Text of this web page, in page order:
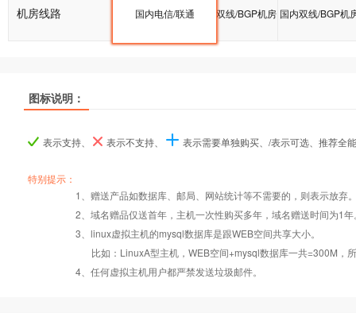
机房线路 国内双线/BGP机房 国内双线/BGP机房 国内双线/BGP机
国内电信/联通
产品名称
Windows2008 Windows2008 Windows2008
产品名称
错误页面定义
产品名称
数据定期备份
数据自助恢复
图标说明：
表示支持、 表示不支持、 表示需要单独购买、/表示可选、推荐全
特别提示：
1、赠送产品如数据库、邮局、网站统计等不需要的，则表示放弃
2、域名赠品仅送首年，主机一次性购买多年，域名赠送时间为1年
3、linux虚拟主机的mysql数据库是跟WEB空间共享大小。
比如：LinuxA型主机，WEB空间+mysql数据库一共=300M，
4、任何虚拟主机用户都严禁发送垃圾邮件。